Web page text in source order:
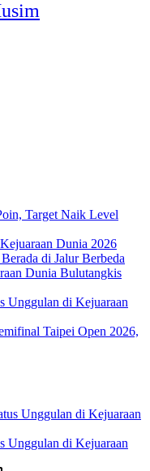
Target Naik Level
Dunia 2026
di Jalur Berbeda
Dunia Bulutangkis
Unggulan di Kejuaraan
Taipei Open 2026,
Unggulan di Kejuaraan